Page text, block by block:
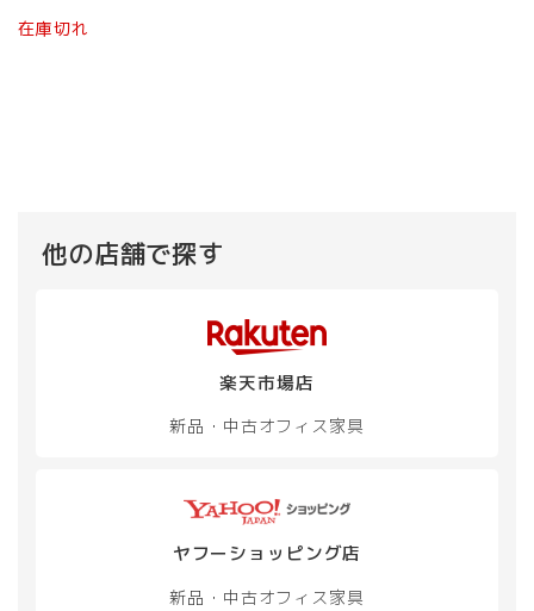
在庫切れ
他の店舗で探す
楽天市場店
新品・中古オフィス家具
ヤフーショッピング店
新品・中古オフィス家具